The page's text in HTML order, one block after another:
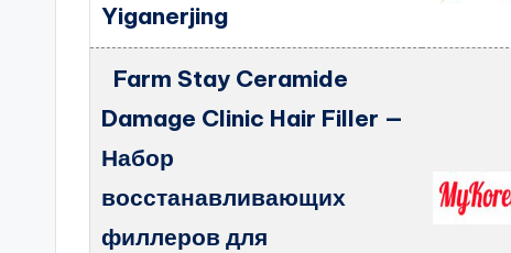
Yiganerjing
Farm Stay Ceramide
Damage Clinic Hair Filler —
Набор
восстанавливающих
филлеров для